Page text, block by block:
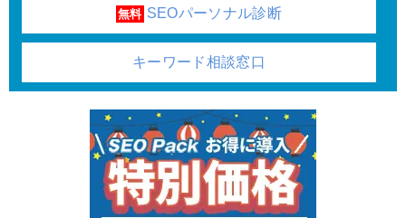
無料 SEOパーソナル診断
キーワード相談窓口